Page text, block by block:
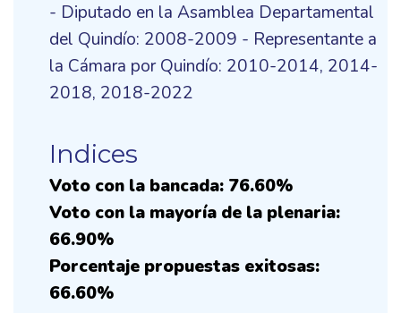
- Diputado en la Asamblea Departamental
del Quindío: 2008-2009 - Representante a
la Cámara por Quindío: 2010-2014, 2014-
2018, 2018-2022
Indices
Voto con la bancada: 76.60%
Voto con la mayoría de la plenaria:
66.90%
Porcentaje propuestas exitosas:
66.60%